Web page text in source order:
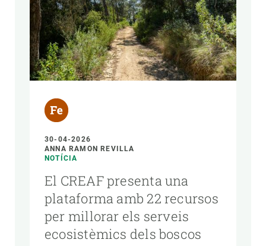
30-04-2026
ANNA RAMON REVILLA
NOTÍCIA
El CREAF presenta una
plataforma amb 22 recursos
per millorar els serveis
ecosistèmics dels boscos